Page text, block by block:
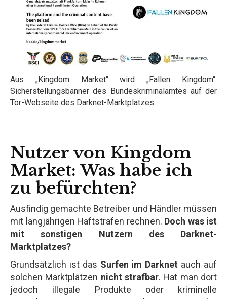
Aus „Kingdom Market“ wird „Fallen Kingdom“:
Sicherstellungsbanner des Bundeskriminalamtes auf der
Tor-Webseite des Darknet-Marktplatzes.
Nutzer von Kingdom
Market: Was habe ich
zu befürchten?
Ausfindig gemachte Betreiber und Händler müssen
mit langjährigen Haftstrafen rechnen. Doch was ist
mit sonstigen Nutzern des Darknet-
Marktplatzes?
Grundsätzlich ist das Surfen im Darknet auch auf
solchen Marktplätzen nicht strafbar. Hat man dort
jedoch illegale Produkte oder kriminelle